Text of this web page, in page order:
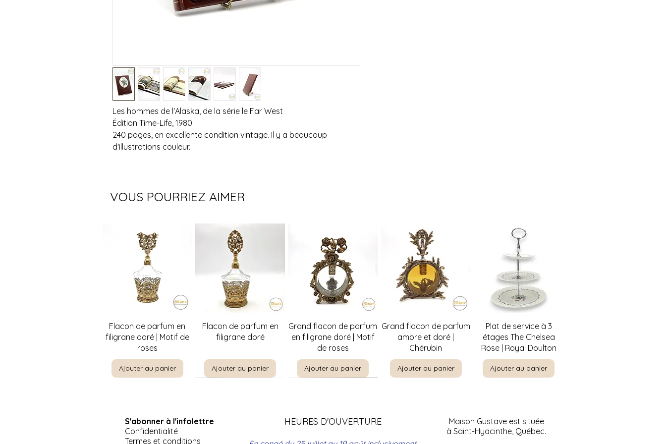
Les hommes de l'Alaska, de la série le Far West
Édition Time-Life, 1980
240 pages, en excellente condition vintage. Il y a beaucoup
d'illustrations couleur.
VOUS POURRIEZ AIMER
Aperçu rapide
Flacon de parfum en
filigrane doré | Motif de
roses
Ajouter au panier
Aperçu rapide
Flacon de parfum en
filigrane doré
Ajouter au panier
Aperçu rapide
Grand flacon de parfum
en filigrane doré | Motif
de roses
Ajouter au panier
Aperçu rapide
Grand flacon de parfum
ambre et doré |
Chérubin
Ajouter au panier
Aperçu rapide
Plat de service à 3
étages The Chelsea
Rose | Royal Doulton
Ajouter au panier
S'abonner à l'infolettre
Confidentialité
Termes et conditions
HEURES D'OUVERTURE
Maison Gustave est située
à Saint-Hyacinthe, Québec.